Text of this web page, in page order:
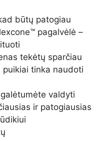
būtų patogiau
pagalvėlė –
tekėtų sparčiau
puikiai tinka naudoti
valdyti
ir patogiausias